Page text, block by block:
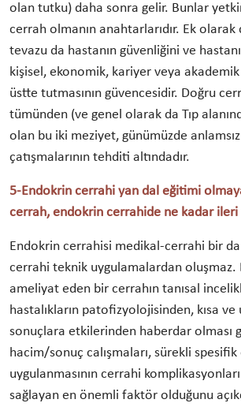
olan tutku) daha sonra gelir. Bunlar
cerrah olmanın anahtarlarıdır. Ek
tevazu da hastanın güvenliğini ve
kişisel, ekonomik, kariyer veya akademik
üstte tutmasının güvencesidir. Doğru
tümünden (ve genel olarak da Tıp
olan bu iki meziyet, günümüzde
çatışmalarının tehditi altındadır.
5-Endokrin cerrahi yan dal eğitimi
cerrah, endokrin cerrahide ne kadar
Endokrin cerrahisi medikal-cerrahi bir
cerrahi teknik uygulamalardan oluşmaz.
ameliyat eden bir cerrahın tanısal
hastalıkların patofizyolojisinden, kısa ve
sonuçlara etkilerinden haberdar olması
hacim/sonuç calışmaları, sürekli
uygulanmasının cerrahi
sağlayan en önemli faktör olduğunu